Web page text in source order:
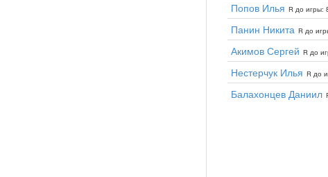
Попов Илья R до игры:
Панин Никита R до
Акимов Сергей R до
Нестерчук Илья R до
Балахонцев Даниил